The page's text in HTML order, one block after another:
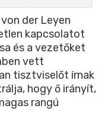
der Leyen
kapcsolatot
és a vezetőket
vett
tisztviselőt írnak
hogy ő irányít,
rangú